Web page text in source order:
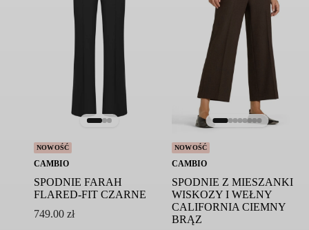
NOWOŚĆ
CAMBIO
SPODNIE FARAH
FLARED-FIT CZARNE
749.00 zł
NOWOŚĆ
CAMBIO
SPODNIE Z MIESZANKI
WISKOZY I WEŁNY
CALIFORNIA CIEMNY
BRĄZ